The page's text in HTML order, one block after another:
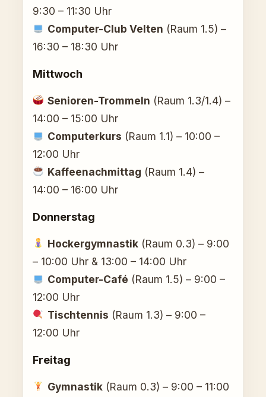
9:30 – 11:30 Uhr
Computer-Club Velten (Raum 1.5) –
16:30 – 18:30 Uhr
Mittwoch
Senioren-Trommeln (Raum 1.3/1.4) –
14:00 – 15:00 Uhr
Computerkurs (Raum 1.1) – 10:00 –
12:00 Uhr
Kaffeenachmittag (Raum 1.4) –
14:00 – 16:00 Uhr
Donnerstag
Hockergymnastik(Raum 0.3) – 9:00
– 10:00 Uhr & 13:00 – 14:00 Uhr
Computer-Café (Raum 1.5) – 9:00 –
12:00 Uhr
Tischtennis (Raum 1.3) – 9:00 –
12:00 Uhr
Freitag
Gymnastik(Raum 0.3) – 9:00 – 11:00